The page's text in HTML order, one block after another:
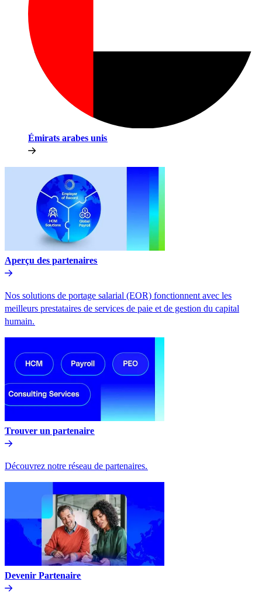
Émirats arabes unis​​
Aperçu des partenaires​​
Nos solutions de portage salarial (EOR) fonctionnent avec les
meilleurs prestataires de services de paie et de gestion du capital
humain.​​
Trouver un partenaire​​
Découvrez notre réseau de partenaires.​​
Devenir Partenaire​​